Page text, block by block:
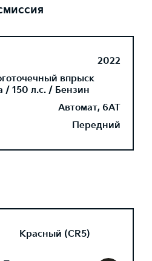
2022
впрыск
/ 150 л.с. / Бензин
Автомат, 6AT
Передний
Красный (CR5)